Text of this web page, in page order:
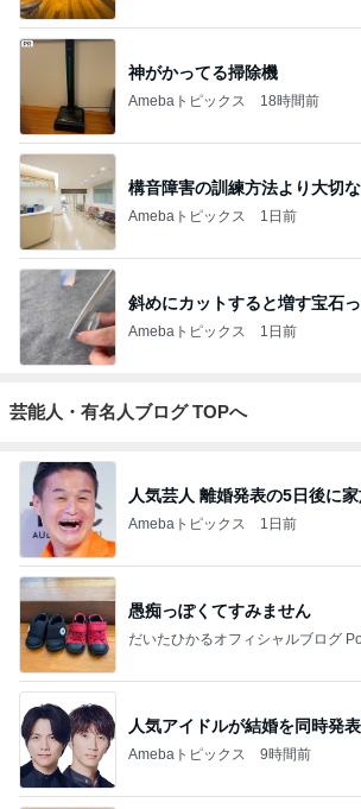
神がかってる掃除機
Amebaトピックス 18時間前
構音障害の訓練方法より大切
Amebaトピックス 1日前
斜めにカットすると増す宝石
Amebaトピックス 1日前
芸能人・有名人ブログ TOPへ
人気芸人 離婚発表の5日後に
Amebaトピックス 1日前
愚痴っぽくてすみません
だいたひかるオフィシャルブログ
人気アイドルが結婚を同時発
Amebaトピックス 9時間前